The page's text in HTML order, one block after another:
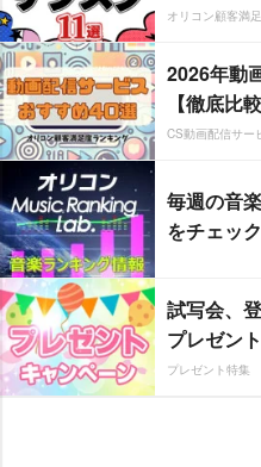
オリコン顧客満
2026年動
【徹底比較
CS動画配信サー
毎週の音
をチェッ
試写会、
プレゼン
プレゼント特集